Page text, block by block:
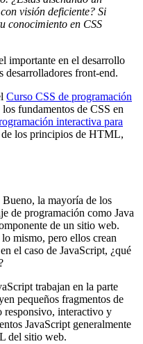
visión deficiente? Si
conocimiento en CSS
importante en el desarrollo
desarrolladores front-end.
Curso CSS de programación
los fundamentos de CSS en
interactiva para
de los principios de HTML,
Bueno, la mayoría de los
de programación como Java
de un sitio web.
mismo, pero ellos crean
el caso de JavaScript, ¿qué
trabajan en la parte
pequeños fragmentos de
responsivo, interactivo y
JavaScript generalmente
del sitio web.